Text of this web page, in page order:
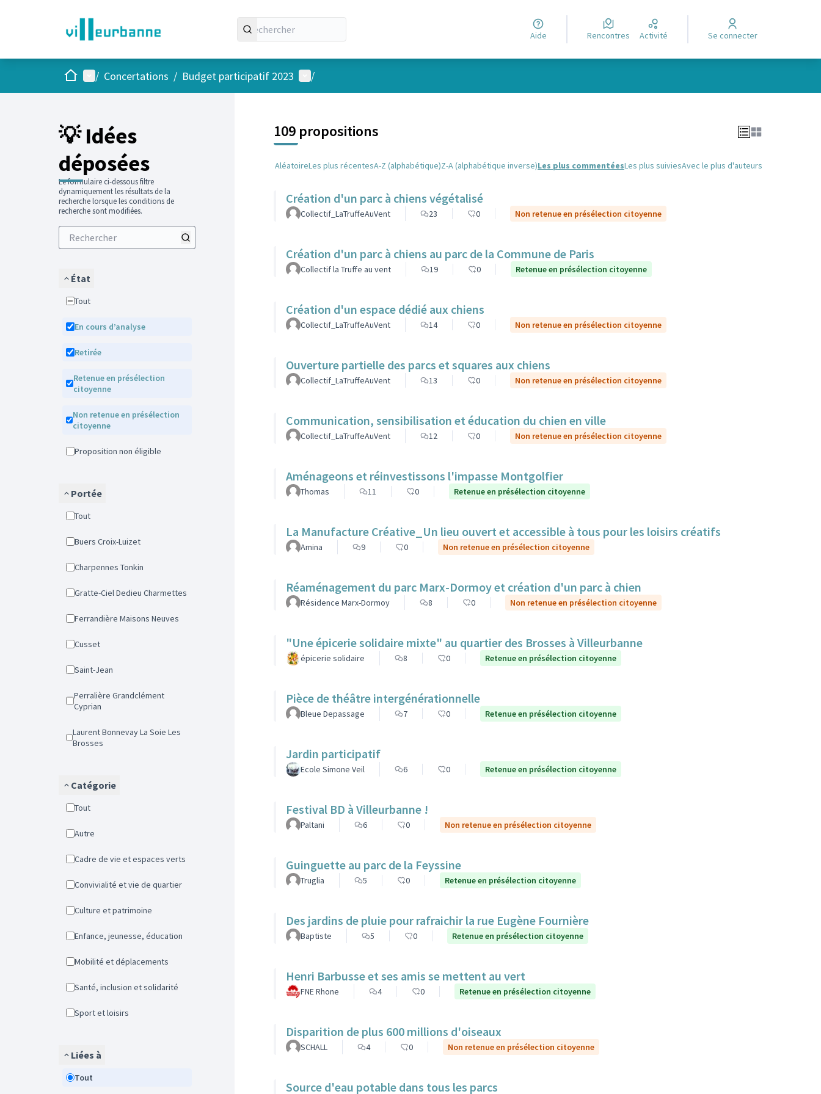
Aide Rencontres Activité Se connecter
AccueilMenu principal
/ Concertations / Budget participatif 2023 Menu utilisateur
/
💡 Idées
déposées
Le formulaire ci-dessous filtre
dynamiquement les résultats de la
recherche lorsque les conditions de
recherche sont modifiées.
État
Tout
En cours d’analyse
Retirée
Retenue en présélection
citoyenne
Non retenue en présélection
citoyenne
Proposition non éligible
Portée
Tout
Buers Croix-Luizet
Charpennes Tonkin
Gratte-Ciel Dedieu Charmettes
Ferrandière Maisons Neuves
Cusset
Saint-Jean
Perralière Grandclément
Cyprian
Laurent Bonnevay La Soie Les
Brosses
Catégorie
Tout
Autre
Cadre de vie et espaces verts
Convivialité et vie de quartier
Culture et patrimoine
Enfance, jeunesse, éducation
Mobilité et déplacements
Santé, inclusion et solidarité
Sport et loisirs
Liées à
Tout
109 propositions
AléatoireLes plus récentesA-Z (alphabétique)Z-A (alphabétique inverse)Les plus commentéesLes plus suiviesAvec le plus d'auteurs
Création d'un parc à chiens végétalisé
Collectif_LaTruffeAuVent 23 0 Non retenue en présélection citoyenne
Création d'un parc à chiens au parc de la Commune de Paris
Collectif la Truffe au vent 19 0 Retenue en présélection citoyenne
Création d'un espace dédié aux chiens
Collectif_LaTruffeAuVent 14 0 Non retenue en présélection citoyenne
Ouverture partielle des parcs et squares aux chiens
Collectif_LaTruffeAuVent 13 0 Non retenue en présélection citoyenne
Communication, sensibilisation et éducation du chien en ville
Collectif_LaTruffeAuVent 12 0 Non retenue en présélection citoyenne
Aménageons et réinvestissons l'impasse Montgolfier
Thomas 11 0 Retenue en présélection citoyenne
La Manufacture Créative_Un lieu ouvert et accessible à tous pour les loisirs créatifs
Amina 9 0 Non retenue en présélection citoyenne
Réaménagement du parc Marx-Dormoy et création d'un parc à chien
Résidence Marx-Dormoy 8 0 Non retenue en présélection citoyenne
"Une épicerie solidaire mixte" au quartier des Brosses à Villeurbanne
épicerie solidaire 8 0 Retenue en présélection citoyenne
Pièce de théâtre intergénérationnelle
Bleue Depassage 7 0 Retenue en présélection citoyenne
Jardin participatif
Ecole Simone Veil 6 0 Retenue en présélection citoyenne
Festival BD à Villeurbanne !
Paltani 6 0 Non retenue en présélection citoyenne
Guinguette au parc de la Feyssine
Truglia 5 0 Retenue en présélection citoyenne
Des jardins de pluie pour rafraichir la rue Eugène Fournière
Baptiste 5 0 Retenue en présélection citoyenne
Henri Barbusse et ses amis se mettent au vert
FNE Rhone 4 0 Retenue en présélection citoyenne
Disparition de plus 600 millions d'oiseaux
SCHALL 4 0 Non retenue en présélection citoyenne
Source d'eau potable dans tous les parcs